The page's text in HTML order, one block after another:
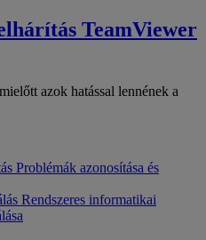
TeamViewer
azok hatással lennének a
Problémák azonosítása és
Rendszeres informatikai